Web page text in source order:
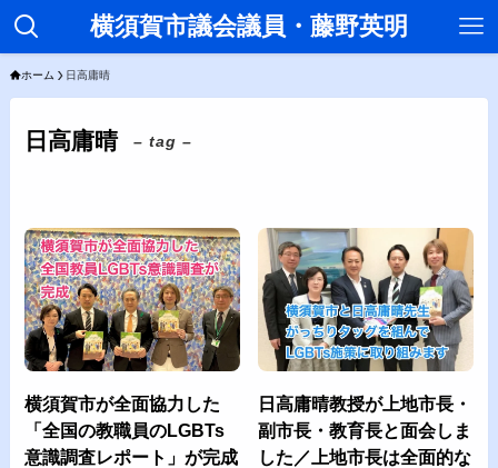
横須賀市議会議員・藤野英明
ホーム 日高庸晴
日高庸晴 – tag –
横須賀市が全面協力した
「全国の教職員のLGBTs
意識調査レポート」が完成
日高庸晴教授が上地市長・
副市長・教育長と面会しま
した／上地市長は全面的な